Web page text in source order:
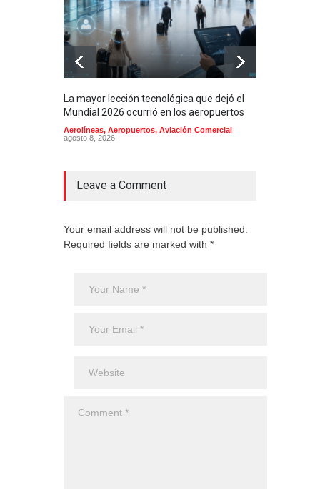
La mayor lección tecnológica que dejó el
Mundial 2026 ocurrió en los aeropuertos
Aerolíneas, Aeropuertos, Aviación Comercial
agosto 8, 2026
Leave a Comment
Your email address will not be published.
Required fields are marked with *